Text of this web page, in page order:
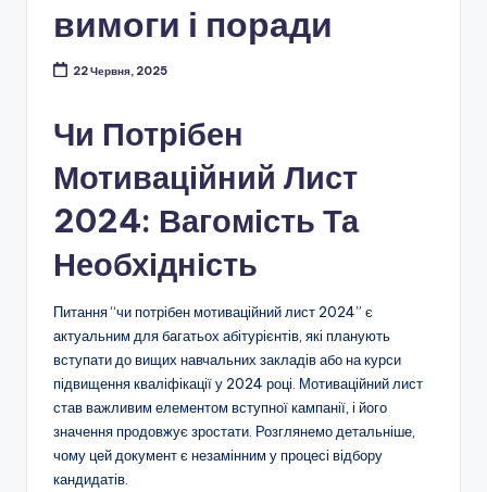
вимоги і поради
22 Червня, 2025
Чи Потрібен
Мотиваційний Лист
2024: Вагомість Та
Необхідність
Питання “чи потрібен мотиваційний лист 2024” є
актуальним для багатьох абітурієнтів, які планують
вступати до вищих навчальних закладів або на курси
підвищення кваліфікації у 2024 році. Мотиваційний лист
став важливим елементом вступної кампанії, і його
значення продовжує зростати. Розглянемо детальніше,
чому цей документ є незамінним у процесі відбору
кандидатів.